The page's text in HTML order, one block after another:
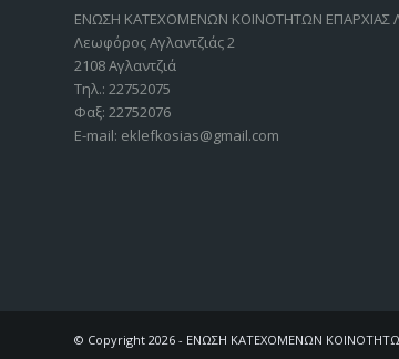
ΕΝΩΣΗ ΚΑΤΕΧΟΜΕΝΩΝ ΚΟΙΝΟΤΗΤΩΝ ΕΠΑΡΧΙΑΣ
Λεωφόρος Αγλαντζιάς 2
2108 Αγλαντζιά
Τηλ.: 22752075
Φαξ: 22752076
E-mail: eklefkosias@gmail.com
© Copyright 2026 - ΕΝΩΣΗ ΚΑΤΕΧΟΜΕΝΩΝ